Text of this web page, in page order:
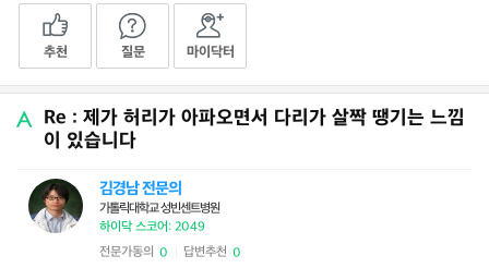
추천 질문 마이닥터
Re : 제가 허리가 아파오면서 다리가 살짝 땡기는 느낌
이 있습니다
김경남 전문의
가톨릭대학교 성빈센트병원
하이닥 스코어: 2049
전문가동의 0 답변추천 0